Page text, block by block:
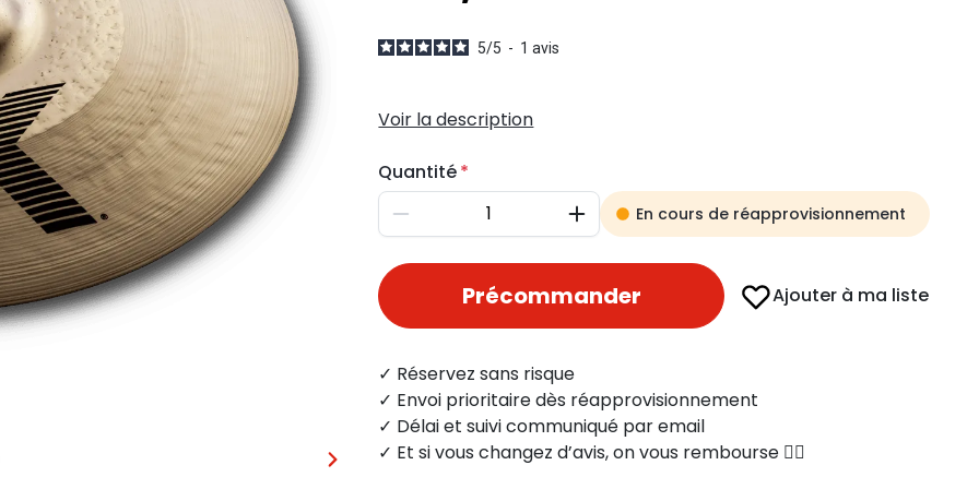
…
5/5 - 1avis
Voir la description
Quantité
Diminuer AugmenterEn cours de réapprovisionnement
Précommander Ajouter à ma liste
✓ Réservez sans risque
✓ Envoi prioritaire dès réapprovisionnement
✓ Délai et suivi communiqué par email
✓ Et si vous changez d’avis, on vous rembourse 👍🏻